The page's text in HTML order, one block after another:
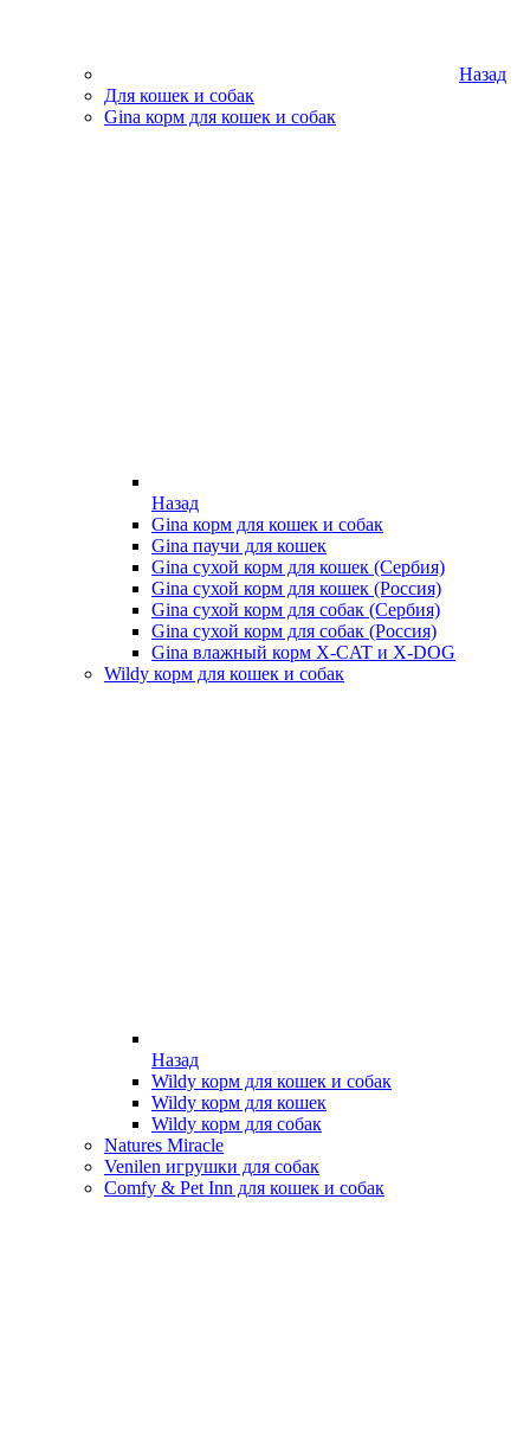
Назад
Для кошек и собак
Gina корм для кошек и собак
Назад
Gina корм для кошек и собак
Gina паучи для кошек
Gina сухой корм для кошек (Сербия)
Gina сухой корм для кошек (Россия)
Gina сухой корм для собак (Сербия)
Gina сухой корм для собак (Россия)
Gina влажный корм X-CAT и X-DOG
Wildy корм для кошек и собак
Назад
Wildy корм для кошек и собак
Wildy корм для кошек
Wildy корм для собак
Natures Miracle
Venilen игрушки для собак
Comfy & Pet Inn для кошек и собак